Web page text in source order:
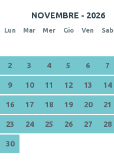
NOVEMBRE - 2026
Lun Mar Mer Gio Ven Sab
2 3 4 5 6 7
9 10 11 12 13 14
16 17 18 19 20 21
23 24 25 26 27 28
30